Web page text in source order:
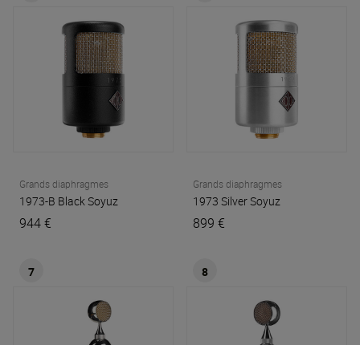
Grands diaphragmes
1973-B BlackSoyuz
944 €
Grands diaphragmes
1973 SilverSoyuz
899 €
7 8